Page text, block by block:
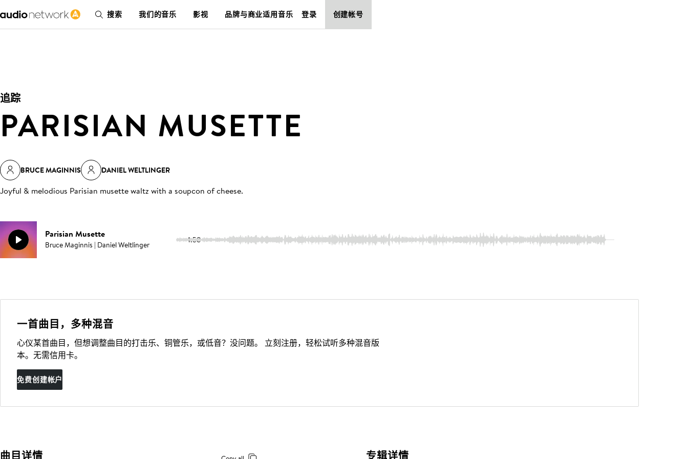
搜索 我们的音乐 影视 品牌与商业适用音乐 登录 创建帐号
追踪
PARISIAN MUSETTE
BRUCE MAGINNIS DANIEL WELTLINGER
Joyful & melodious Parisian musette waltz with a soupcon of cheese.
Parisian Musette
Bruce Maginnis | Daniel Weltlinger 1:58
一首曲目，多种混音
心仪某首曲目，但想调整曲目的打击乐、铜管乐，或低音？没问题。 立刻注册，轻松试听多种混音版
本。无需信用卡。
免费创建帐户
曲目详情 专辑详情